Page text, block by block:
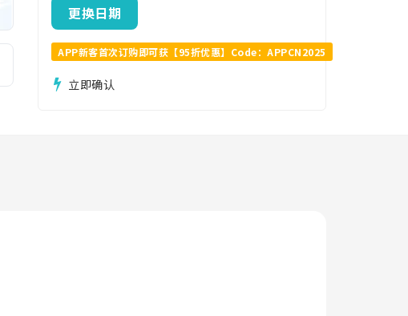
更换日期
APP新客首次订购即可获【95折优惠】Code：APPCN2025
立即确认